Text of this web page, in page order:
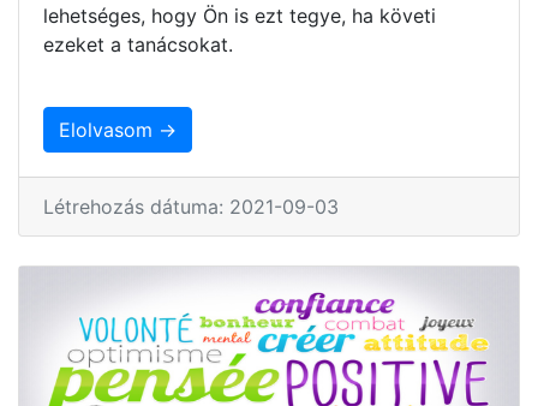
lehetséges, hogy Ön is ezt tegye, ha követi
ezeket a tanácsokat.
Elolvasom →
Létrehozás dátuma: 2021-09-03